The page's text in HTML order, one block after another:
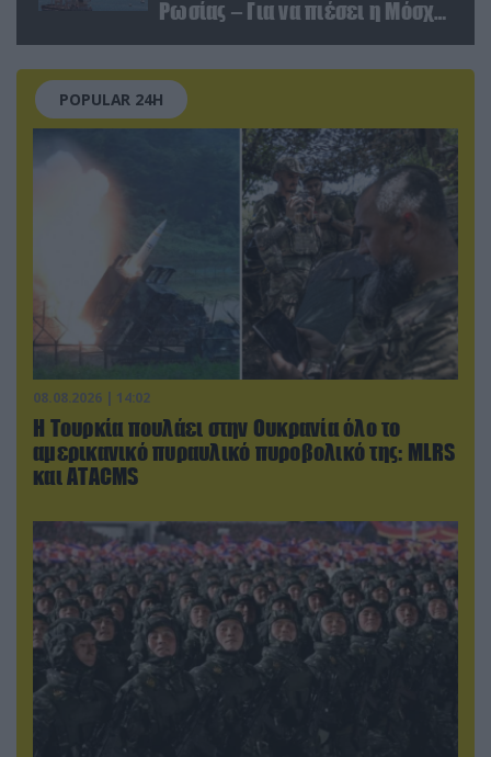
Ρωσίας – Για να πιέσει η Μόσχα
POPULAR 24H
08.08.2026 | 14:02
Η Τουρκία πουλάει στην Ουκρανία όλο το
αμερικανικό πυραυλικό πυροβολικό της: MLRS
και ΑΤΑCMS